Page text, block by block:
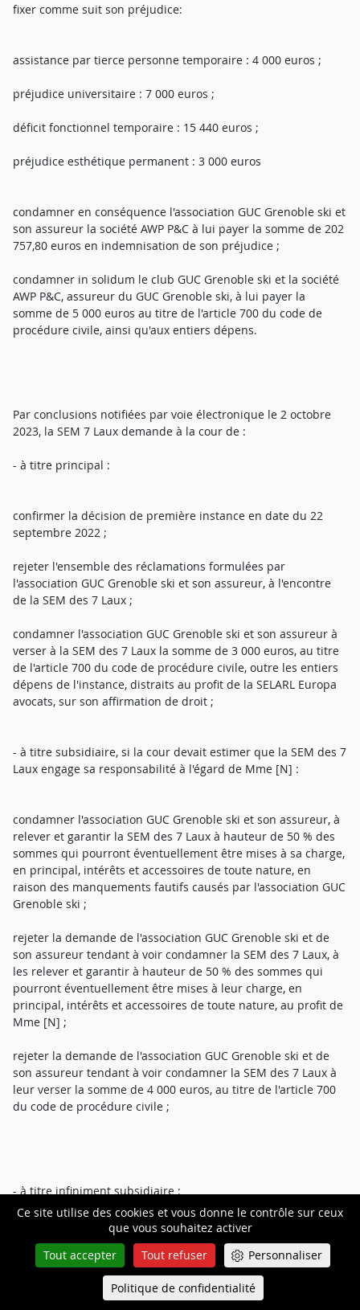
Ce site utilise des cookies et vous donne le contrôle sur ceux
que vous souhaitez activer
Tout accepter
Tout refuser Personnaliser
Politique de confidentialité
fixer comme suit son préjudice:
assistance par tierce personne temporaire : 4 000 euros ;
préjudice universitaire : 7 000 euros ;
déficit fonctionnel temporaire : 15 440 euros ;
préjudice esthétique permanent : 3 000 euros
condamner en conséquence l'association GUC Grenoble ski et
son assureur la société AWP P&C à lui payer la somme de 202
757,80 euros en indemnisation de son préjudice ;
condamner in solidum le club GUC Grenoble ski et la société
AWP P&C, assureur du GUC Grenoble ski, à lui payer la
somme de 5 000 euros au titre de l'article 700 du code de
procédure civile, ainsi qu'aux entiers dépens.
Par conclusions notifiées par voie électronique le 2 octobre
2023, la SEM 7 Laux demande à la cour de :
- à titre principal :
confirmer la décision de première instance en date du 22
septembre 2022 ;
rejeter l'ensemble des réclamations formulées par
l'association GUC Grenoble ski et son assureur, à l'encontre
de la SEM des 7 Laux ;
condamner l'association GUC Grenoble ski et son assureur à
verser à la SEM des 7 Laux la somme de 3 000 euros, au titre
de l'article 700 du code de procédure civile, outre les entiers
dépens de l'instance, distraits au profit de la SELARL Europa
avocats, sur son affirmation de droit ;
- à titre subsidiaire, si la cour devait estimer que la SEM des 7
Laux engage sa responsabilité à l'égard de Mme [N] :
condamner l'association GUC Grenoble ski et son assureur, à
relever et garantir la SEM des 7 Laux à hauteur de 50 % des
sommes qui pourront éventuellement être mises à sa charge,
en principal, intérêts et accessoires de toute nature, en
raison des manquements fautifs causés par l'association GUC
Grenoble ski ;
rejeter la demande de l'association GUC Grenoble ski et de
son assureur tendant à voir condamner la SEM des 7 Laux, à
les relever et garantir à hauteur de 50 % des sommes qui
pourront éventuellement être mises à leur charge, en
principal, intérêts et accessoires de toute nature, au profit de
Mme [N] ;
rejeter la demande de l'association GUC Grenoble ski et de
son assureur tendant à voir condamner la SEM des 7 Laux à
leur verser la somme de 4 000 euros, au titre de l'article 700
du code de procédure civile ;
- à titre infiniment subsidiaire :
allouer à Mme [N] les sommes suivantes qui seront déclarées
satisfactoires :
Queue-Fair